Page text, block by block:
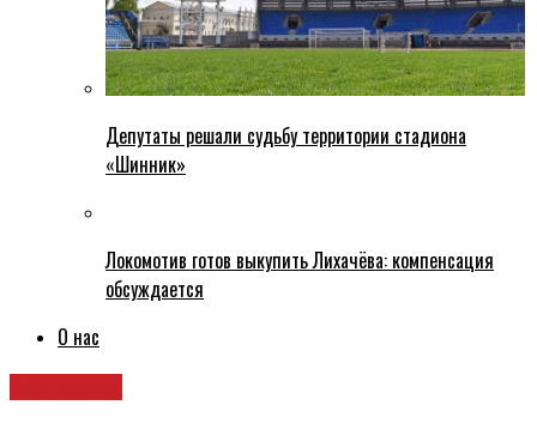
Депутаты решали судьбу территории стадиона
«Шинник»
Локомотив готов выкупить Лихачёва: компенсация
обсуждается
О нас